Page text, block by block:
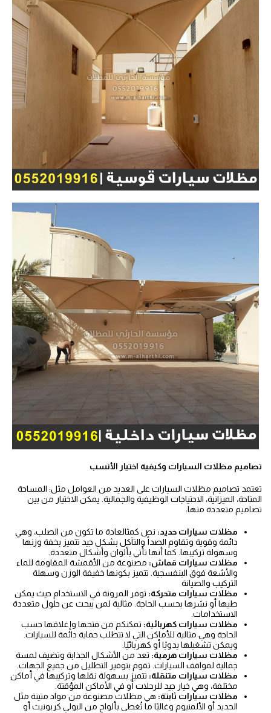
تصاميم مظلات السيارات وكيفية اختيار الأنسب
تعتمد تصاميم مظلات السيارات على العديد من العوامل مثل: المساحة
المتاحة، الميزانية، الاحتياجات الوظيفية والجمالية. يمكن الاختيار من بين
تصاميم متعددة منها:
مظلات سيارات حديد: نص كمثالعادة ما تكون من الصلب، وهي
دائمة وقوية وتقاوم الصدأ والتآكل بشكل جيد تتميز بخفة وزنها
وسهولة تركيبها. كما أنها تأتي بألوان وأشكال متعددة.
مظلات سيارات قماش: مصنوعة من الأقمشة المقاومة للماء
والأشعة فوق البنفسجية. تتميز بكونها خفيفة الوزن وسهلة
التركيب والصيانة
مظلات سيارات متحركة: توفر المرونة في الاستخدام حيث يمكن
طيها أو نشرها بحسب الحاجة. مثالية لمن يبحث عن حلول متعددة
الاستخدامات.
مظلات سيارات كهربائية: تمكنكم من فتحها وإغلاقها حسب
الحاجة وهي مثالية للأماكن التي لا تتطلب حماية دائمة للسيارات.
ويمكن تشغيلها يدويًا أو كهربائيًا.
مظلات سيارات هرمية: تعد من الأشكال الجذابة وتضيف لمسة
جمالية لمواقف السيارات. تقوم بتوفير التظليل من جميع الجهات.
مظلات سيارات متنقلة: تتميز بسهولة نقلها وتركيبها في أماكن
مختلفة، وهي خيار جيد للرحلات أو في الأماكن المؤقتة.
مظلات سيارات ثابتة: هي مظلات مصنوعة من مواد متينة مثل
الحديد أو الألمنيوم وغالبًا ما تُغطى بألواح من البولي كربونيت أو